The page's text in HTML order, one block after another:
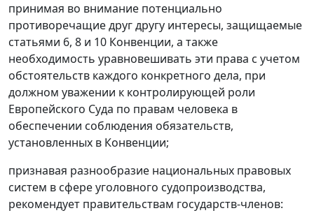
принимая во внимание потенциально
противоречащие друг другу интересы, защищаемые
статьями 6, 8 и 10 Конвенции, а также
необходимость уравновешивать эти права с учетом
обстоятельств каждого конкретного дела, при
должном уважении к контролирующей роли
Европейского Суда по правам человека в
обеспечении соблюдения обязательств,
установленных в Конвенции;
признавая разнообразие национальных правовых
систем в сфере уголовного судопроизводства,
рекомендует правительствам государств-членов: